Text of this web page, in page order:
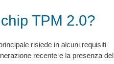
TPM 2.0?
risiede in alcuni requisiti
recente e la presenza del